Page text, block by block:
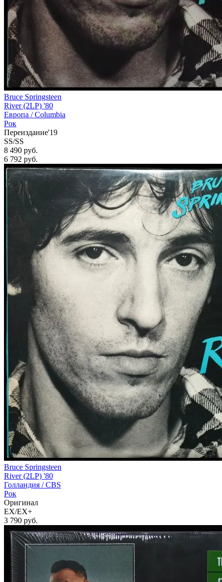
Bruce Springsteen
River (2LP) '80
Европа /Columbia
Рок
Переиздание'19
SS/SS
8 490 руб.
6 792 руб.
Bruce Springsteen
River (2LP) '80
Голландия /CBS
Рок
Оригинал
EX/EX+
3 790 руб.